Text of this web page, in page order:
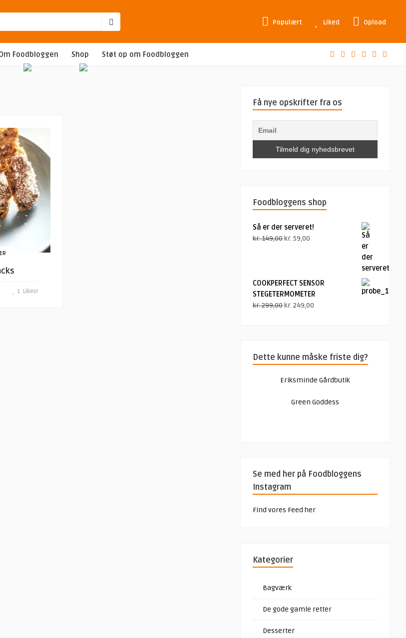
Populært Liked Opload
Foodbloggen Shop Støt op om Foodbloggen
Likes!
1
Få nye opskrifter fra os
Foodbloggens shop
Så er der serveret!
kr.149,00Den
kr. 149,00.
kr. 59,00
kr. 59,00.
COOKPERFECT SENSOR
STEGETERMOMETER
kr.299,00Den
kr. 249,00
Dette kunne måske friste dig?
Eriksminde Gårdbutik
Green Goddess
Se med her på Foodbloggens
Instagram
Find vores Feed her
Kategorier
Bagværk
De gode gamle retter
Desserter